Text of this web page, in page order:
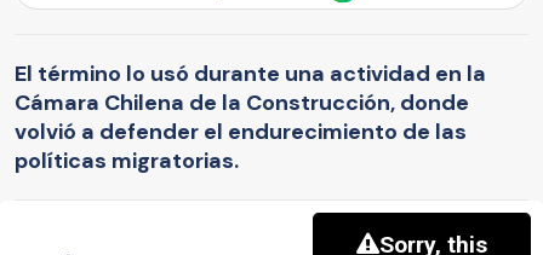
El término lo usó durante una actividad en la
Cámara Chilena de la Construcción, donde
volvió a defender el endurecimiento de las
políticas migratorias.